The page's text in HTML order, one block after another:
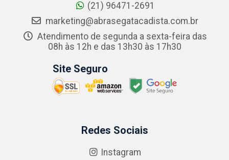
(21) 96471-2691
marketing@abrasegatacadista.com.br
Atendimento de segunda a sexta-feira das
08h às 12h e das 13h30 às 17h30
Site Seguro
Redes Sociais
Instagram